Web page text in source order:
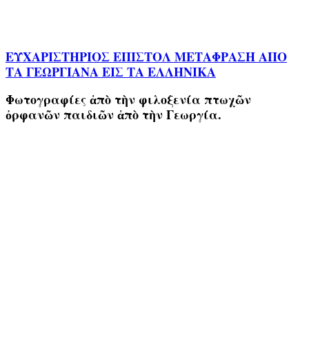
ΕΥΧΑΡΙΣΤΗΡΙΟΣ ΕΠΙΣΤΟΛ ΜΕΤΑΦΡΑΣΗ ΑΠΟ
ΤΑ ΓΕΩΡΓΙΑΝΑ ΕΙΣ ΤΑ ΕΛΛΗΝΙΚΑ
Φωτογραφίες ἀπὸ τὴν φιλοξενία πτωχῶν
ὀρφανῶν παιδιῶν ἀπὸ τὴν Γεωργία.